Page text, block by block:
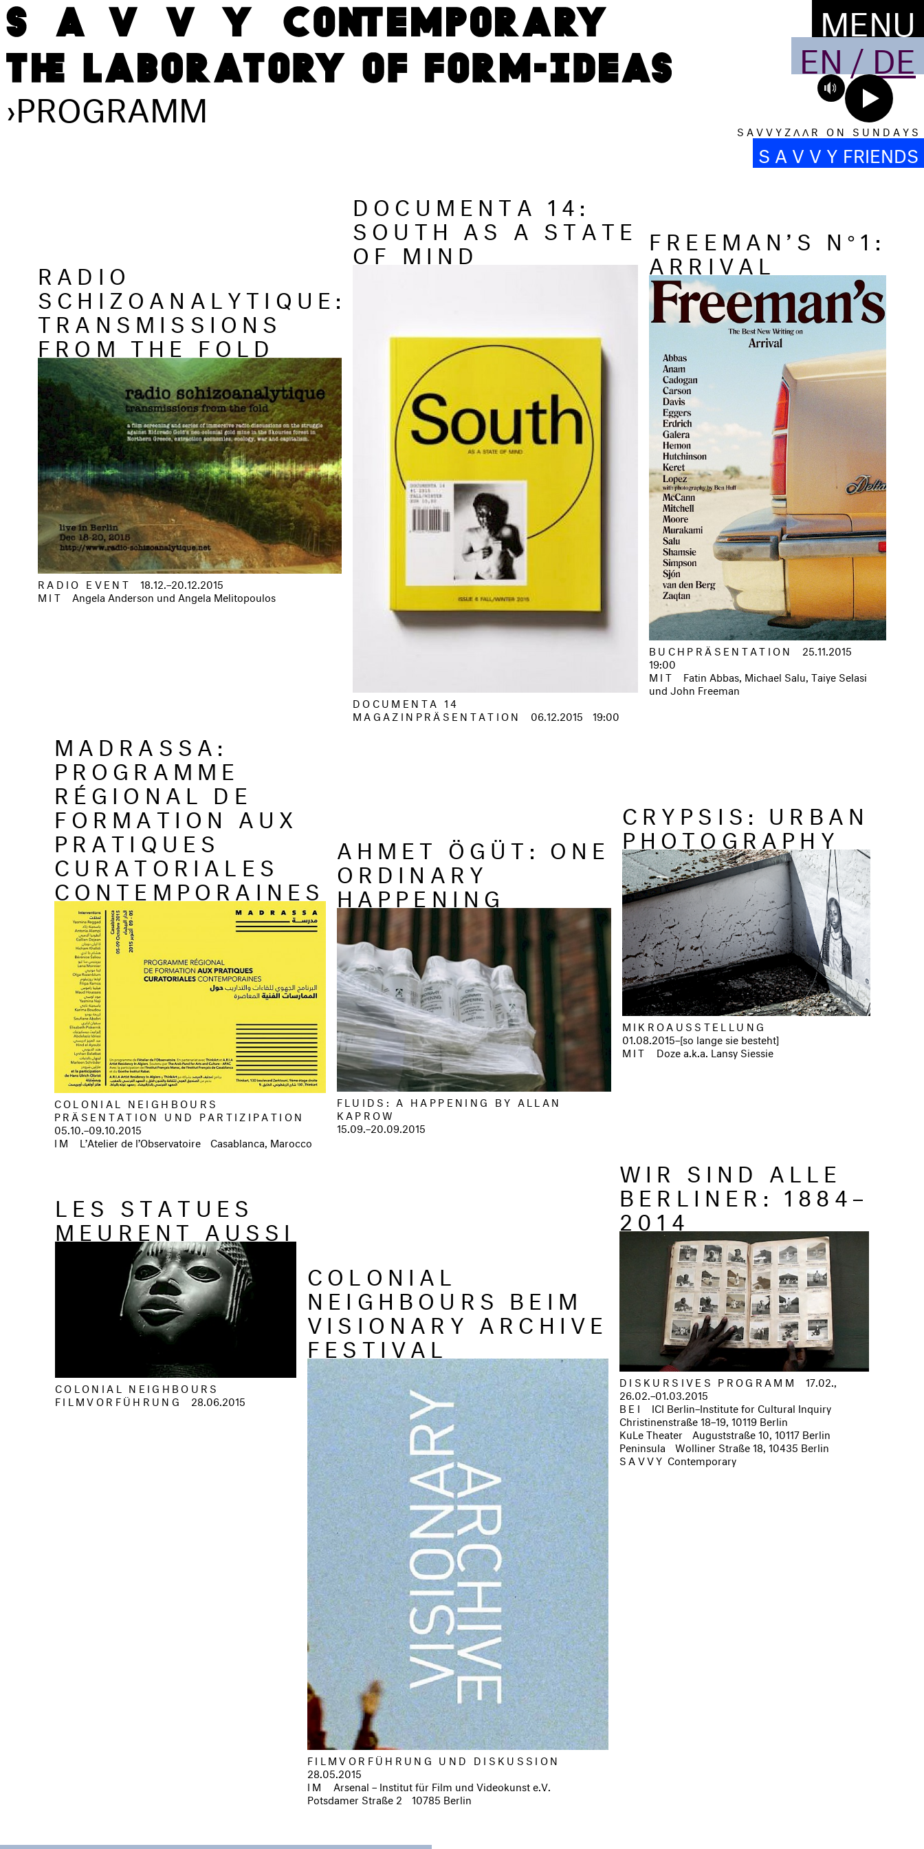
MENU
EN / DE
S A V V Y Z Λ Λ R O N S U N D A Y S
S A V V Y FRIENDS
›PROGRAMM
RADIO
SCHIZOANALYTIQUE:
TRANSMISSIONS
FROM THE FOLD
RADIO EVENT
18.12.–20.12.2015
MIT
Angela Anderson und Angela Melitopoulos
DOCUMENTA 14:
SOUTH AS A STATE
OF MIND
DOCUMENTA 14
MAGAZINPRÄSENTATION
06.12.2015 19:00
FREEMAN’S N°1:
ARRIVAL
BUCHPRÄSENTATION
25.11.2015
19:00
MIT
Fatin Abbas, Michael Salu, Taiye Selasi
und John Freeman
MADRASSA:
PROGRAMME
RÉGIONAL DE
FORMATION AUX
PRATIQUES
CURATORIALES
CONTEMPORAINES
COLONIAL NEIGHBOURS
PRÄSENTATION UND PARTIZIPATION
05.10.–09.10.2015
IM
L’Atelier de l’Observatoire Casablanca, Marocco
AHMET ÖGÜT: ONE
ORDINARY
HAPPENING
FLUIDS: A HAPPENING BY ALLAN
KAPROW
15.09.–20.09.2015
CRYPSIS: URBAN
PHOTOGRAPHY
MIKROAUSSTELLUNG
01.08.2015–[so lange sie besteht]
MIT
Doze a.k.a. Lansy Siessie
LES STATUES
MEURENT AUSSI
COLONIAL NEIGHBOURS
FILMVORFÜHRUNG
28.06.2015
COLONIAL
NEIGHBOURS BEIM
VISIONARY ARCHIVE
FESTIVAL
FILMVORFÜHRUNG UND DISKUSSION
28.05.2015
IM
Arsenal – Institut für Film und Videokunst e.V.
Potsdamer Straße 2
10785 Berlin
WIR SIND ALLE
BERLINER: 1884–
2014
DISKURSIVES PROGRAMM
17.02.,
26.02.–01.03.2015
BEI
ICI Berlin–Institute for Cultural Inquiry
Christinenstraße 18–19, 10119 Berlin
KuLe Theater
Auguststraße 10, 10117 Berlin
Peninsula
Wolliner Straße 18, 10435 Berlin
SAVVY Contemporary